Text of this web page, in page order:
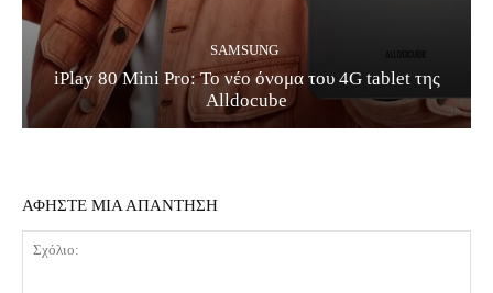
SAMSUNG
iPlay 80 Mini Pro: Το νέο όνομα του 4G tablet της
Alldocube
ΑΦΗΣΤΕ ΜΙΑ ΑΠΑΝΤΗΣΗ